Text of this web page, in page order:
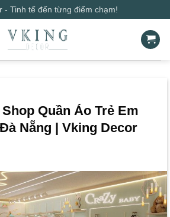
- Tinh tế đến từng điểm chạm!
Quần Áo Trẻ Em
Nẵng | Vking Decor